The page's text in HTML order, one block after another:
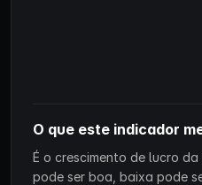
O que este indicador
É o crescimento de lucro
pode ser boa, baixa pode